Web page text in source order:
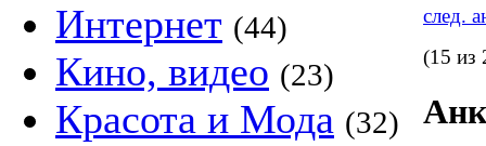
Интернет (44)
Кино, видео (23)
Красота и Мода (32)
след.
(15 из